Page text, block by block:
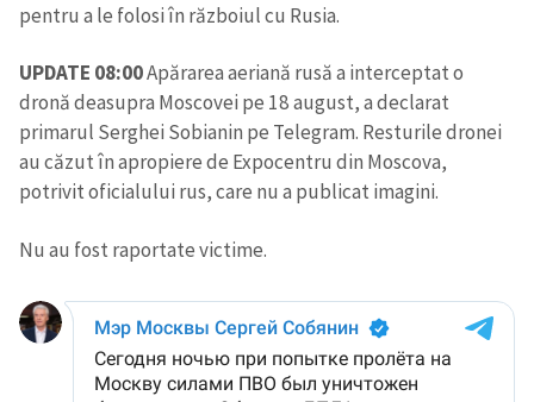
pentru a le folosi în războiul cu Rusia.
UPDATE 08:00Apărarea aeriană rusă a interceptat o
dronă deasupra Moscovei pe 18 august, a declarat
primarul Serghei Sobianin pe Telegram. Resturile dronei
au căzut în apropiere de Expocentru din Moscova,
potrivit oficialului rus, care nu a publicat imagini.
Nu au fost raportate victime.
ȘTIREA MEA
Titlu știre+ Adaugă titlu
Fotografie
+ Încarcă imagine
Link media+ Link media
Mesajul știrei
+ Mesajul știrei